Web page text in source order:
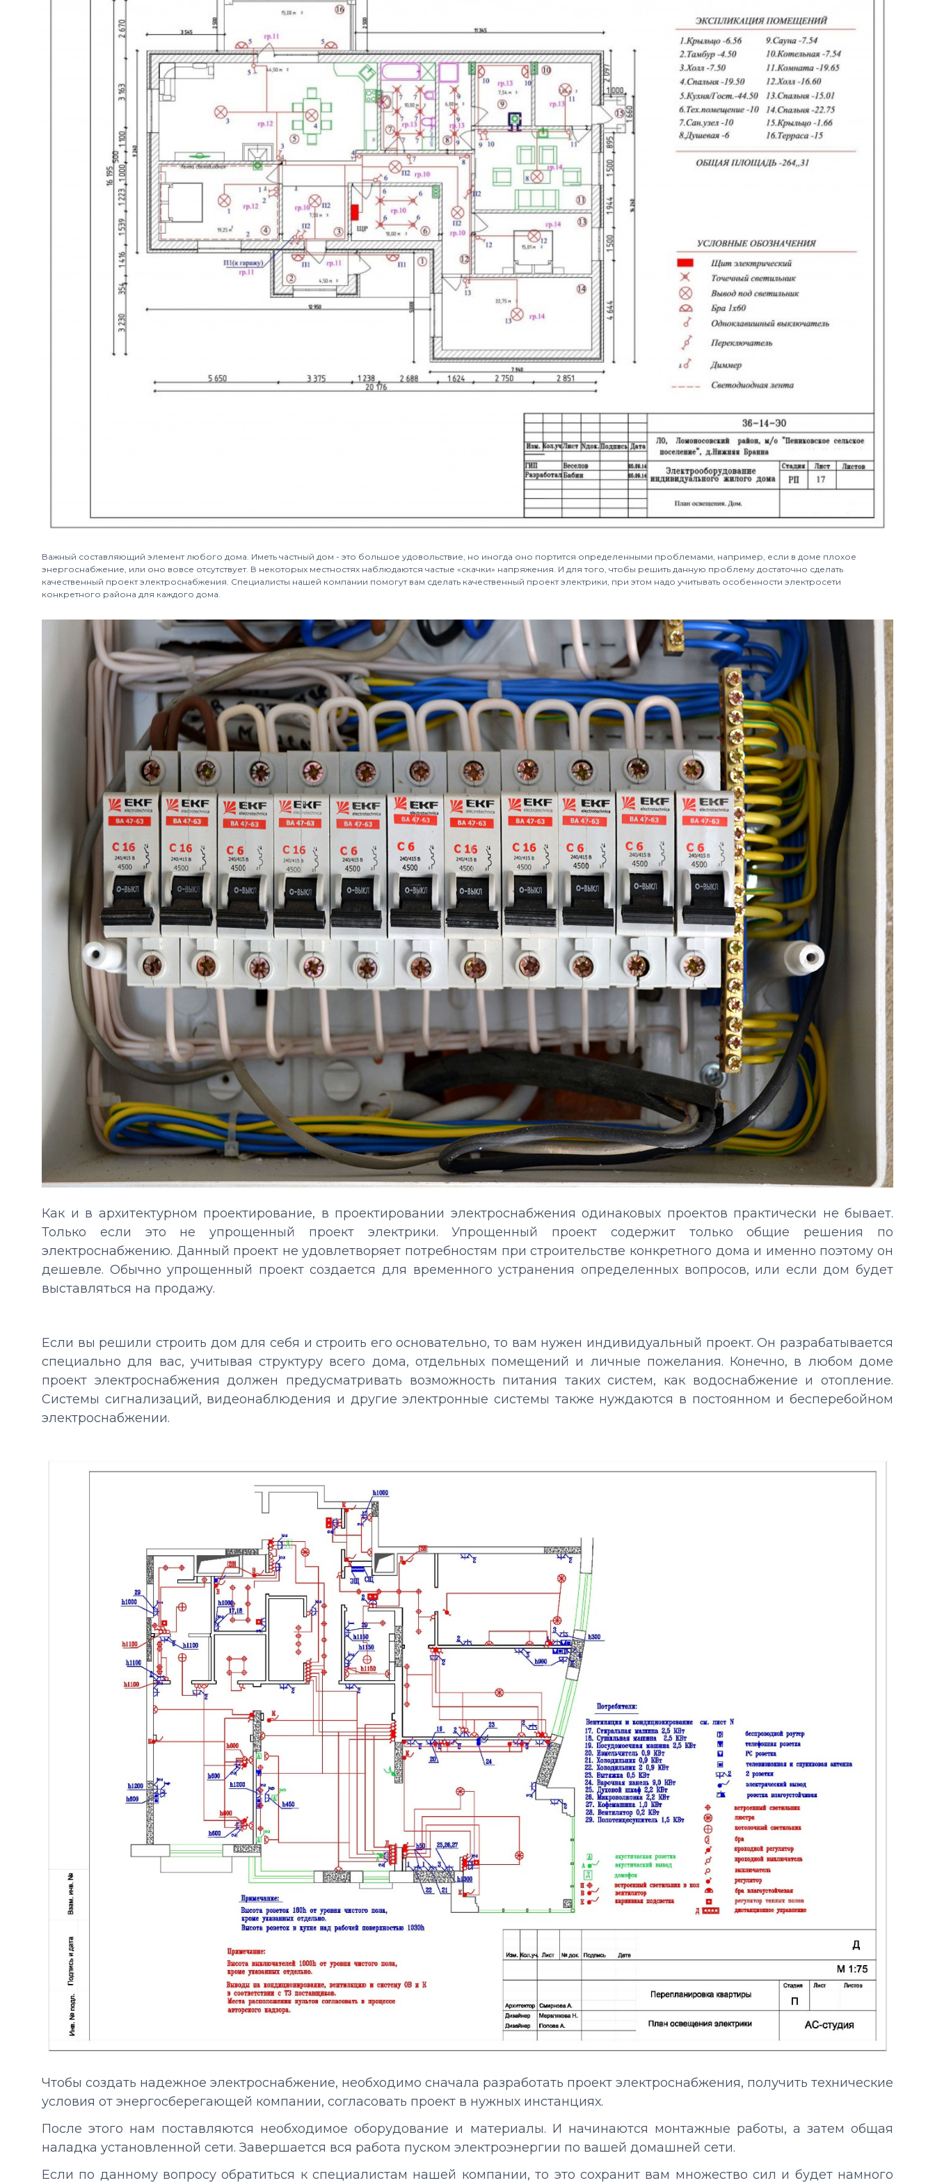
Важный составляющий элемент любого дома. Иметь частный дом - это большое удовольствие, но иногда оно портится определенными проблемами, например, если в доме плохое
энергоснабжение, или оно вовсе отсутствует. В некоторых местностях наблюдаются частые «скачки» напряжения. И для того, чтобы решить данную проблему достаточно сделать
качественный проект электроснабжения. Специалисты нашей компании помогут вам сделать качественный проект электрики, при этом надо учитывать особенности электросети
конкретного района для каждого дома.
Как и в архитектурном проектирование, в проектировании электроснабжения одинаковых проектов практически не бывает.
Только если это не упрощенный проект электрики. Упрощенный проект содержит только общие решения по
электроснабжению. Данный проект не удовлетворяет потребностям при строительстве конкретного дома и именно поэтому он
дешевле. Обычно упрощенный проект создается для временного устранения определенных вопросов, или если дом будет
выставляться на продажу.
Если вы решили строить дом для себя и строить его основательно, то вам нужен индивидуальный проект. Он разрабатывается
специально для вас, учитывая структуру всего дома, отдельных помещений и личные пожелания. Конечно, в любом доме
проект электроснабжения должен предусматривать возможность питания таких систем, как водоснабжение и отопление.
Системы сигнализаций, видеонаблюдения и другие электронные системы также нуждаются в постоянном и бесперебойном
электроснабжении.
Чтобы создать надежное электроснабжение, необходимо сначала разработать проект электроснабжения, получить технические
условия от энергосберегающей компании, согласовать проект в нужных инстанциях.
После этого нам поставляются необходимое оборудование и материалы. И начинаются монтажные работы, а затем общая
наладка установленной сети. Завершается вся работа пуском электроэнергии по вашей домашней сети.
Если по данному вопросу обратиться к специалистам нашей компании, то это сохранит вам множество сил и будет намного